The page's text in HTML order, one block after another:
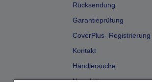
Rücksendung
Garantieprüfung
CoverPlus- Registrierung
Kontakt
Händlersuche